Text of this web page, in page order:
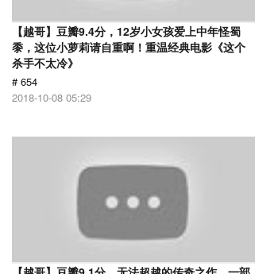
【越哥】豆瓣9.4分，12岁小女孩爱上中年怪蜀
黍，这位小萝莉请自重啊！重温经典电影《这个
杀手不太冷》
# 654
2018-10-08 05:29